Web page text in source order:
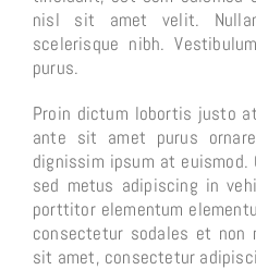
nisl sit amet velit.
scelerisque nibh.
purus.
Proin dictum lobortis justo
ante sit amet purus
dignissim ipsum at euismod.
sed metus adipiscing in
porttitor elementum
consectetur sodales et non
sit amet, consectetur